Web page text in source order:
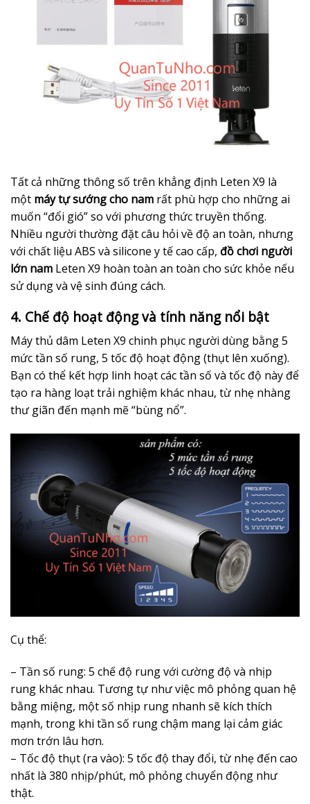
Tất cả những thông số trên khẳng định Leten X9 là
một máy tự sướng cho nam rất phù hợp cho những ai
muốn “đổi gió” so với phương thức truyền thống.
Nhiều người thường đặt câu hỏi về độ an toàn, nhưng
với chất liệu ABS và silicone y tế cao cấp, đồ chơi người
lớn nam Leten X9 hoàn toàn an toàn cho sức khỏe nếu
sử dụng và vệ sinh đúng cách.
4. Chế độ hoạt động và tính năng nổi bật
Máy thủ dâm Leten X9 chinh phục người dùng bằng 5
mức tần số rung, 5 tốc độ hoạt động (thụt lên xuống).
Bạn có thể kết hợp linh hoạt các tần số và tốc độ này để
tạo ra hàng loạt trải nghiệm khác nhau, từ nhẹ nhàng
thư giãn đến mạnh mẽ “bùng nổ”.
Cụ thể:
– Tần số rung: 5 chế độ rung với cường độ và nhịp
rung khác nhau. Tương tự như việc mô phỏng quan hệ
bằng miệng, một số nhịp rung nhanh sẽ kích thích
mạnh, trong khi tần số rung chậm mang lại cảm giác
mơn trớn lâu hơn.
– Tốc độ thụt (ra vào): 5 tốc độ thay đổi, từ nhẹ đến cao
nhất là 380 nhịp/phút, mô phỏng chuyển động như
thật.